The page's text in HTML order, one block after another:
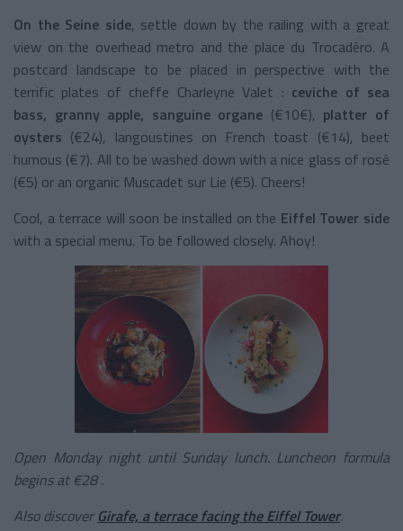
On the Seine side, settle down by the railing with a great
view on the overhead metro and the place du Trocadéro. A
postcard landscape to be placed in perspective with the
terrific plates of cheffe Charleyne Valet : ceviche of sea
bass, granny apple, sanguine organe (€10€), platter of
oysters (€24), langoustines on French toast (€14), beet
humous (€7). All to be washed down with a nice glass of rosé
(€5) or an organic Muscadet sur Lie (€5). Cheers!
Cool, a terrace will soon be installed on the Eiffel Tower side
with a special menu. To be followed closely. Ahoy!
Open Monday night until Sunday lunch. Luncheon formula
begins at €28 .
Also discover Girafe, a terrace facing the Eiffel Tower.